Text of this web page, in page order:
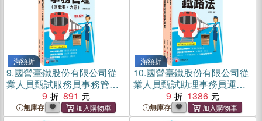
滿額折
9.國營臺鐵股份有限公司從
業人員甄試服務員事務管理
課文版套書（共二冊）
9 891
無庫存
滿額折
10.國營臺鐵股份有限公司從
業人員甄試助理事務員運務
課文版套書（共三冊）
9 1386
無庫存